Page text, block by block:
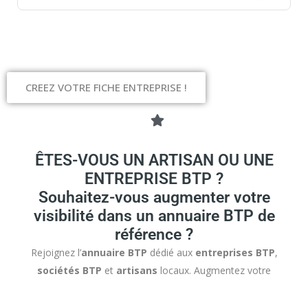
CREEZ VOTRE FICHE ENTREPRISE !
ÊTES-VOUS UN ARTISAN OU UNE
ENTREPRISE BTP ?
Souhaitez-vous augmenter votre
visibilité dans un annuaire BTP de
référence ?
Rejoignez l’annuaire BTP dédié aux entreprises BTP,
sociétés BTP et artisans locaux. Augmentez votre